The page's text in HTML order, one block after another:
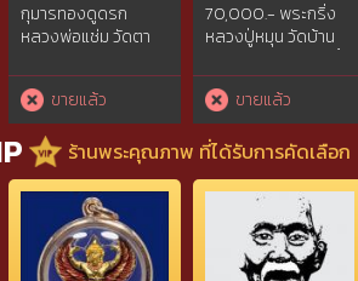
กุมารทองดูดรก
หลวงพ่อแช่ม วัดตา
ขายแล้ว
70,000.- พระกริ่ง
หลวงปู่หมุน วัดบ้าน
นวโลหะ หมายเลข 156
(สร้างแค่ 999 องค์)
ปี 2542 (พระมีรอย
รานรอบองค์พระ)
พร้อมกล่องเดิมๆ จาก
วัด + บัตรการันตีพระ
(ติดต่อสอบถามเพิ่ม
เติมโทร./ไลน์
0819711350)
ขายแล้ว
ร้านพระคุณภาพ ที่ได้รับการคัดเลือก